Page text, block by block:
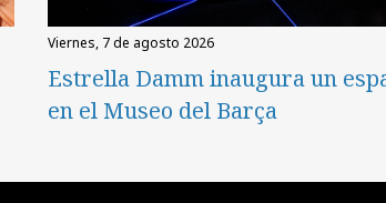
viernes, 7 de agosto 2026
Estrella Damm inaugura un
en el Museo del Barça